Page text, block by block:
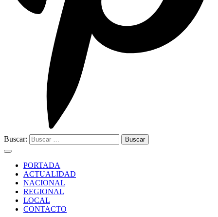
Buscar:
PORTADA
ACTUALIDAD
NACIONAL
REGIONAL
LOCAL
CONTACTO